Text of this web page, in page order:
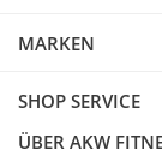
MARKEN
SHOP SERVICE
ÜBER AKW